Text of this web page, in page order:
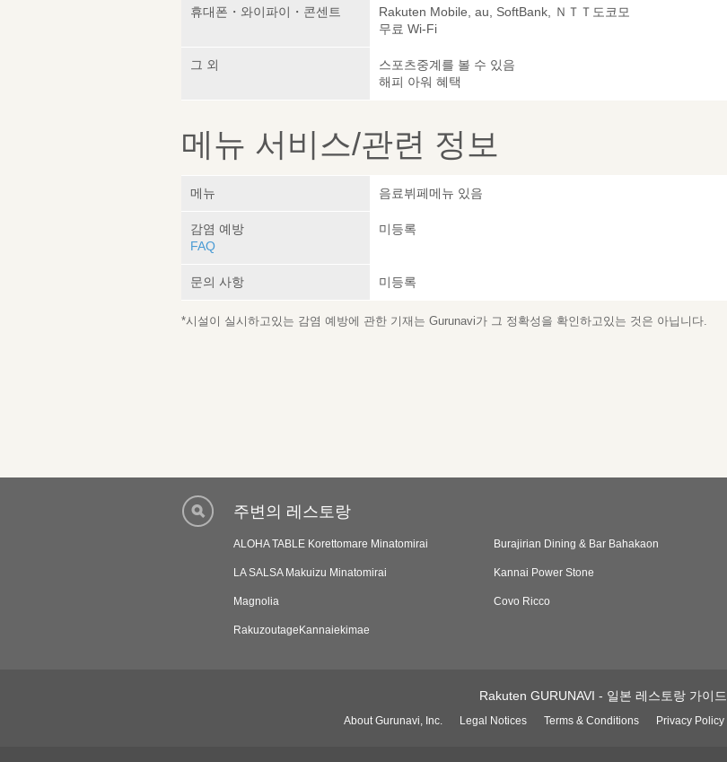
휴대폰・와이파이・콘센트
Rakuten Mobile, au, SoftBank, ＮＴＴ도코모
무료 Wi-Fi
그 외
스포츠중계를 볼 수 있음
해피 아워 혜택
메뉴 서비스/관련 정보
메뉴 음료뷔페메뉴 있음
감염 예방
FAQ
미등록
문의 사항 미등록
*시설이 실시하고있는 감염 예방에 관한 기재는 Gurunavi가 그 정확성을 확인하고있는 것은 아닙니다.
주변의 레스토랑
ALOHA TABLE Korettomare Minatomirai Burajirian Dining & Bar Bahakaon
LA SALSA Makuizu Minatomirai Kannai Power Stone
Magnolia Covo Ricco
RakuzoutageKannaiekimae
Rakuten GURUNAVI - 일본 레스토랑 가이드
About Gurunavi, Inc. Legal Notices Terms & Conditions Privacy Policy